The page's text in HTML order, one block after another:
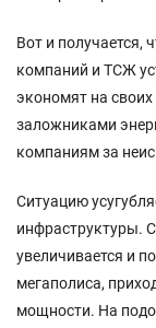
Вот и получается,
компаний и ТСЖ
экономят на своих
заложниками
компаниям за
Ситуацию
инфраструктуры.
увеличивается и
мегаполиса,
мощности. На